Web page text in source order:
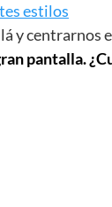
estilos
y centrarnos
pantalla.